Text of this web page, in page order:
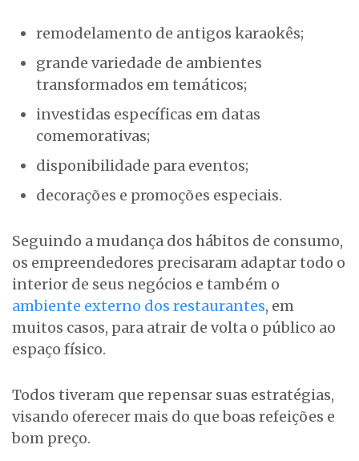
remodelamento de antigos karaokês;
grande variedade de ambientes
transformados em temáticos;
investidas específicas em datas
comemorativas;
disponibilidade para eventos;
decorações e promoções especiais.
Seguindo a mudança dos hábitos de consumo,
os empreendedores precisaram adaptar todo o
interior de seus negócios e também o
ambiente externo dos restaurantes, em
muitos casos, para atrair de volta o público ao
espaço físico.
Todos tiveram que repensar suas estratégias,
visando oferecer mais do que boas refeições e
bom preço.